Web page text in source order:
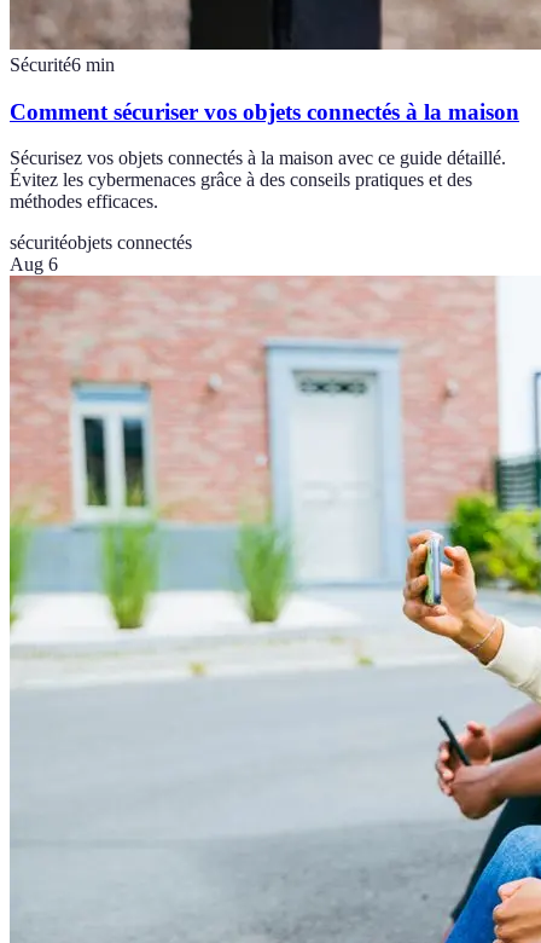
Sécurité6 min
Comment sécuriser vos objets connectés à la maison
Sécurisez vos objets connectés à la maison avec ce guide détaillé.
Évitez les cybermenaces grâce à des conseils pratiques et des
méthodes efficaces.
sécuritéobjets connectés
Aug 6